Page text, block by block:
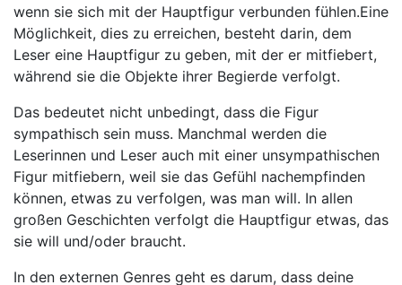
wenn sie sich mit der Hauptfigur verbunden fühlen.Eine
Möglichkeit, dies zu erreichen, besteht darin, dem
Leser eine Hauptfigur zu geben, mit der er mitfiebert,
während sie die Objekte ihrer Begierde verfolgt.
Das bedeutet nicht unbedingt, dass die Figur
sympathisch sein muss. Manchmal werden die
Leserinnen und Leser auch mit einer unsympathischen
Figur mitfiebern, weil sie das Gefühl nachempfinden
können, etwas zu verfolgen, was man will. In allen
großen Geschichten verfolgt die Hauptfigur etwas, das
sie will und/oder braucht.
In den externen Genres geht es darum, dass deine